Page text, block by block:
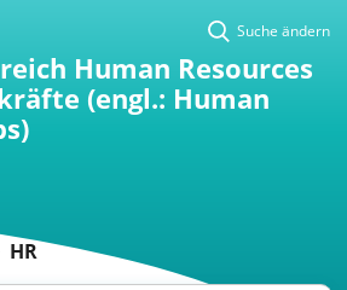
Suche ändern
Human Resources
(engl.: Human
HR